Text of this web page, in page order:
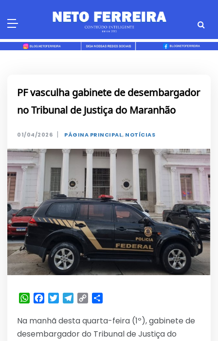
PF vasculha gabinete de desembargador
no Tribunal de Justiça do Maranhão
01/04/2026 | PÁGINA PRINCIPAL, NOTÍCIAS
WhatsApp
Facebook
TwitterTelegram
Copy
Na manhã desta quarta-feira (1º), gabinete de
desembargador do Tribunal de Justiça do